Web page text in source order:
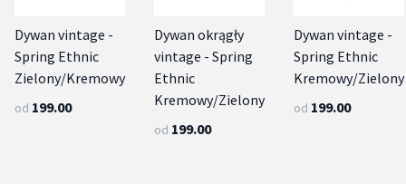
Dywan vintage -
Spring Ethnic
Zielony/Kremowy
od 199.00
Dywan okrągły
vintage - Spring
Ethnic
Kremowy/Zielony
od 199.00
Dywan vintage -
Spring Ethnic
Kremowy/Zielony
od 199.00